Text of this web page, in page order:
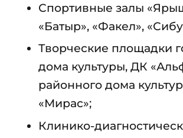
Спортивные залы
«Батыр», «Факел»,
Творческие площадки
дома культуры, ДК
районного дома
«Мирас»;
Клинико-